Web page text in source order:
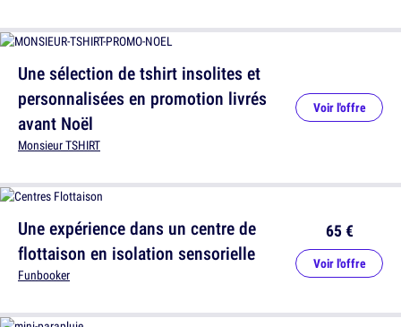
Une sélection de tshirt insolites et
personnalisées en promotion livrés
avant Noël
Monsieur TSHIRT
Voir l'offre
Une expérience dans un centre de
flottaison en isolation sensorielle
Funbooker
65 €
Voir l'offre